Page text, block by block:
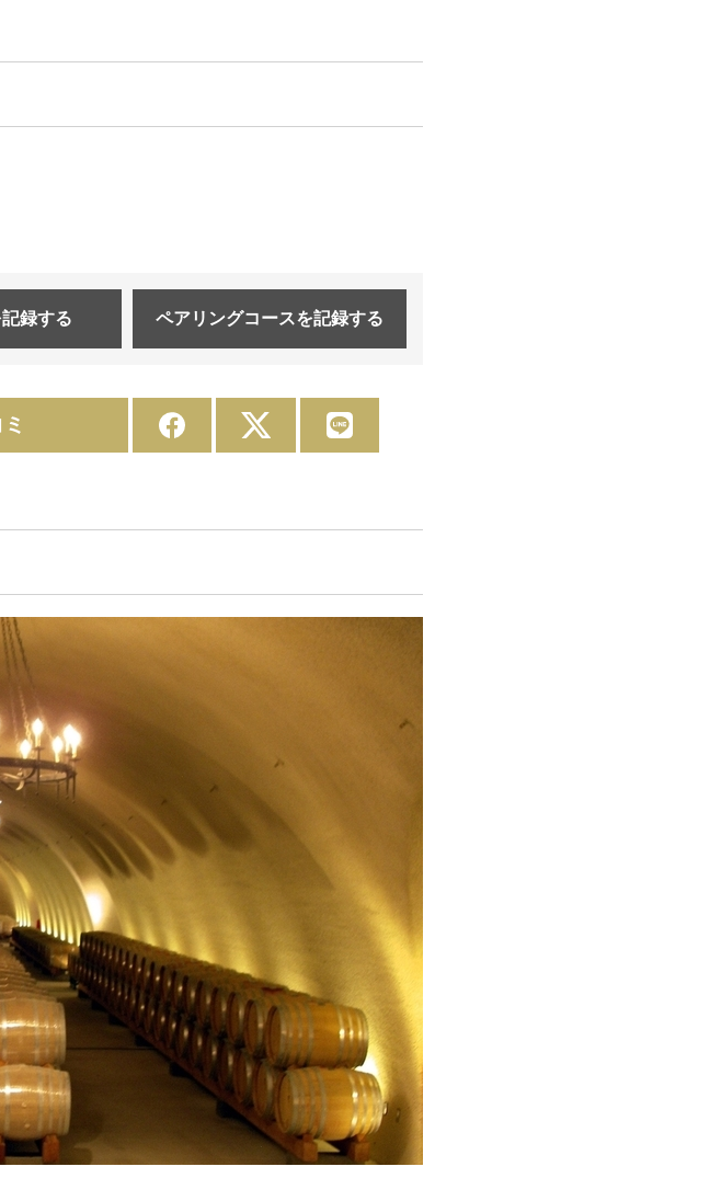
記録する ペアリングコースを記録する